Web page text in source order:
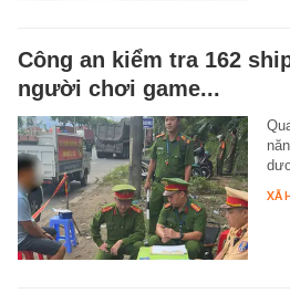
Công an kiểm tra 162
người chơi game...
XÃ